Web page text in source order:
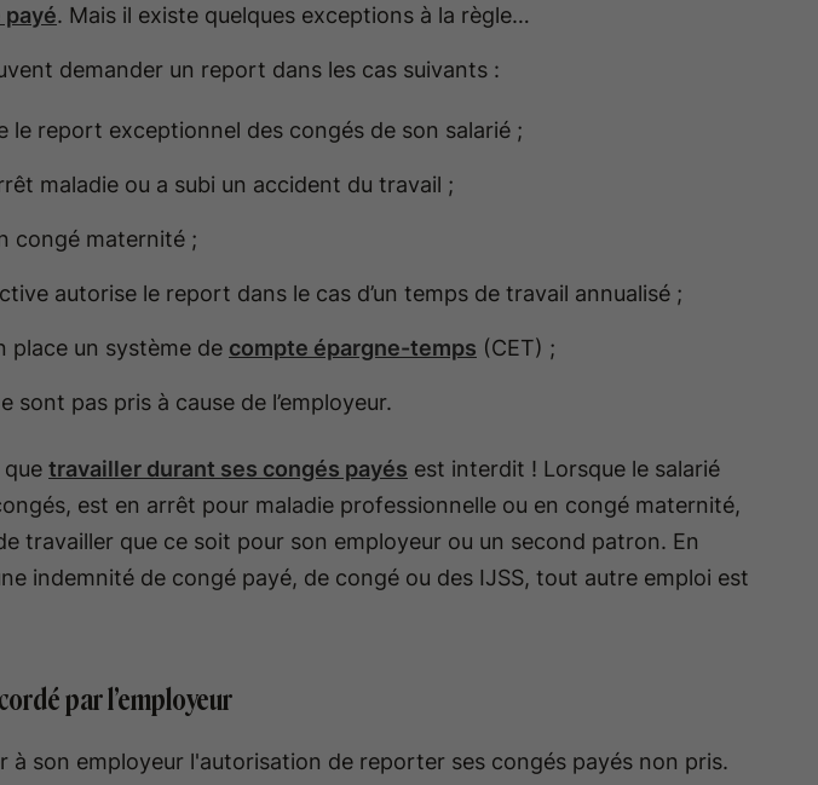
. Mais il existe quelques exceptions à la règle…
demander un report dans les cas suivants :
le report exceptionnel des congés de son salarié ;
maladie ou a subi un accident du travail ;
congé maternité ;
autorise le report dans le cas d’un temps de travail annualisé ;
place un système de compte épargne-temps (CET) ;
sont pas pris à cause de l’employeur.
travailler durant ses congés payés est interdit ! Lorsque le salarié
est en arrêt pour maladie professionnelle ou en congé maternité,
travailler que ce soit pour son employeur ou un second patron. En
indemnité de congé payé, de congé ou des IJSS, tout autre emploi est
par l’employeur
à son employeur l'autorisation de reporter ses congés payés non pris.